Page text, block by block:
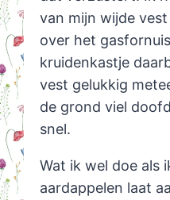
van mijn wijde
over het
kruidenkastje
vest gelukkig
de grond viel
snel.
Wat ik wel doe als
aardappelen laat